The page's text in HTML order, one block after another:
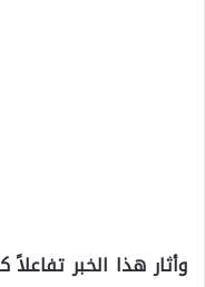
وأثار هذا الخبر